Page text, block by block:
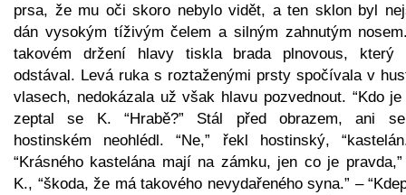
prsa, že mu oči skoro nebylo vidět, a ten sklon byl
dán vysokým tíživým čelem a silným zahnutým
takovém držení hlavy tiskla brada plnovous, který
odstával. Levá ruka s roztaženými prsty spočívala v
vlasech, nedokázala už však hlavu pozvednout. “Kdo je
zeptal se K. “Hrabě?” Stál před obrazem, ani
hostinském neohlédl. “Ne,” řekl hostinský,
“Krásného kastelána mají na zámku, jen co je
K., “škoda, že má takového nevydařeného syna.” –